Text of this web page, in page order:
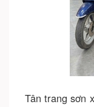
Tân trang sơn